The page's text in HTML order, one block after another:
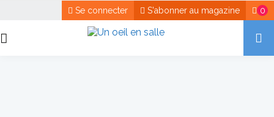
0
S'abonner au magazine
Se connecter